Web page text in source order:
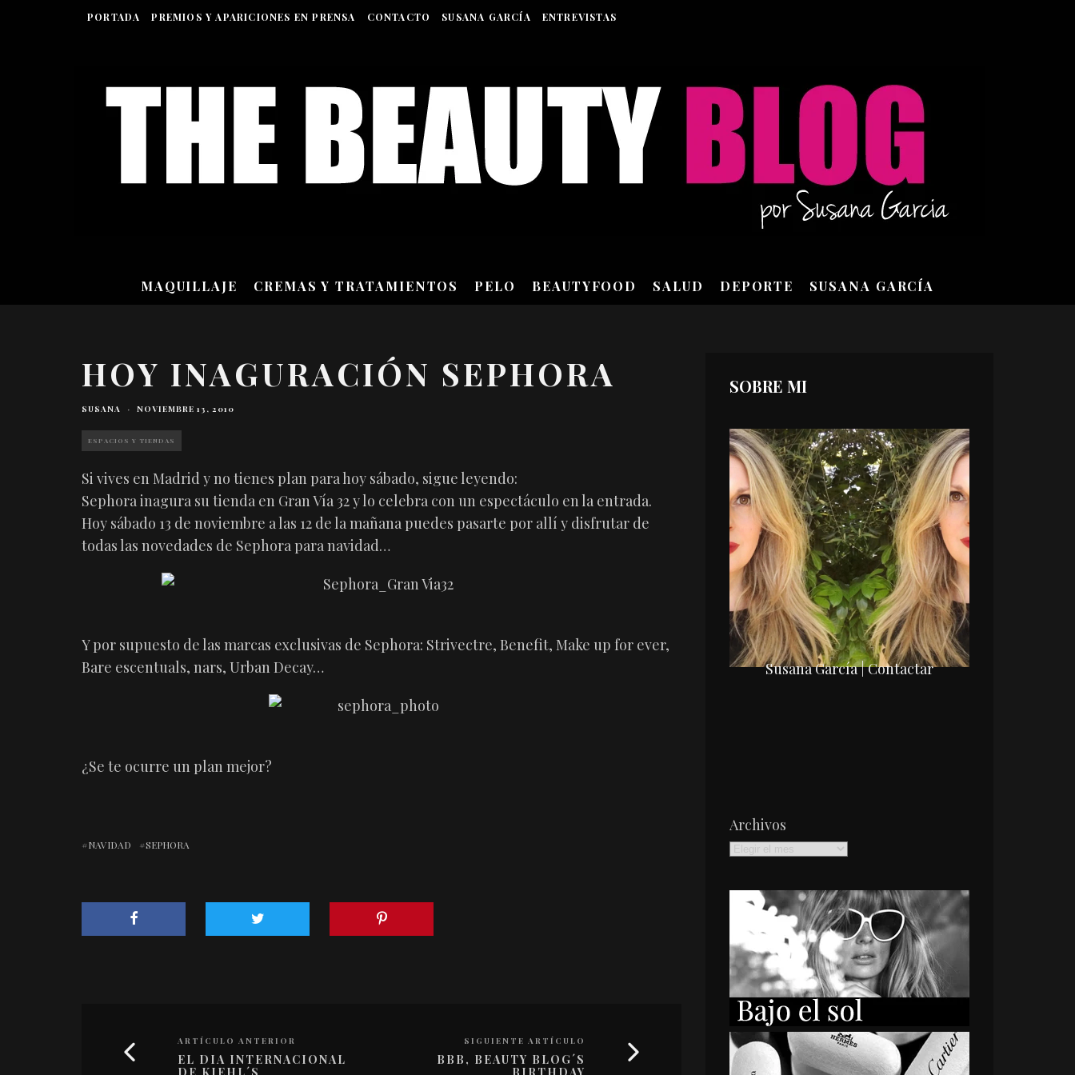
PORTADA PREMIOS Y APARICIONES EN PRENSA CONTACTO SUSANA GARCÍA ENTREVISTAS
MAQUILLAJE CREMAS Y TRATAMIENTOS PELO BEAUTYFOOD SALUD DEPORTE SUSANA GARCÍA
HOY INAGURACIÓN SEPHORA
SUSANA · NOVIEMBRE 13, 2010
ESPACIOS Y TIENDAS
Si vives en Madrid y no tienes plan para hoy sábado, sigue leyendo:
Sephora inagura su tienda en Gran Vía 32 y lo celebra con un espectáculo en la entrada.
Hoy sábado 13 de noviembre a las 12 de la mañana puedes pasarte por allí y disfrutar de
todas las novedades de Sephora para navidad…
Y por supuesto de las marcas exclusivas de Sephora: Strivectre, Benefit, Make up for ever,
Bare escentuals, nars, Urban Decay…
¿Se te ocurre un plan mejor?
NAVIDAD SEPHORA
ARTÍCULO ANTERIOR
EL DIA INTERNACIONAL
SIGUIENTE ARTÍCULO
BBB, BEAUTY BLOG´S
SOBRE MI
Susana García | Contactar
Archivos